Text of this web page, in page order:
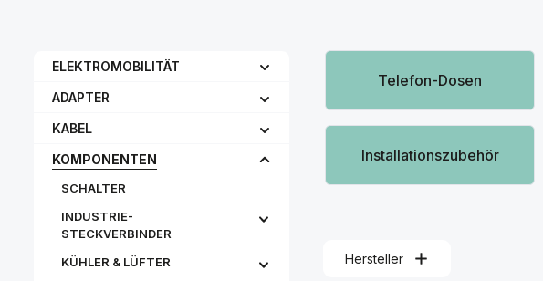
ELEKTROMOBILITÄT
ADAPTER
KABEL
KOMPONENTEN
SCHALTER
INDUSTRIE-
STECKVERBINDER
KÜHLER & LÜFTER
Kategoriegalerie überspringen
Telefon-Dosen
Installationszubehör
Hersteller